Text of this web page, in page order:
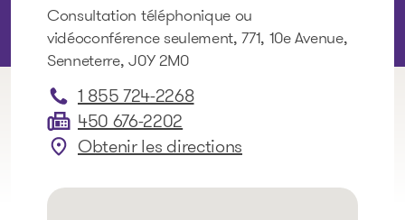
SMS 1 514 878-0888
Consultation téléphonique ou
vidéoconférence seulement, 771, 10e Avenue,
Senneterre, J0Y 2M0
1 855 724-2268
450 676-2202
Obtenir les directions
: Senneterre